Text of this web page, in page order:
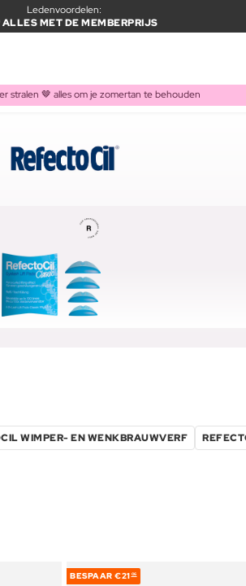
Ledenvoordelen:
ALLES MET DE MEMBERPRIJS
stralen 🤎 alles om je zomertan te behouden
WIMPER- EN WENKBRAUWVERF
BESPAAR €21 06